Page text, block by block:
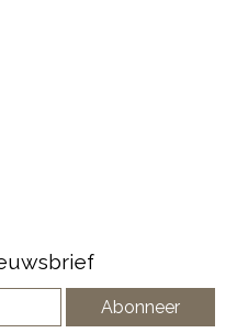
Abonneer